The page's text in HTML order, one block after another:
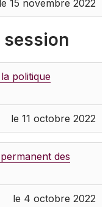
le 15 novembre 2022
session
politique
le 11 octobre 2022
des
le 4 octobre 2022